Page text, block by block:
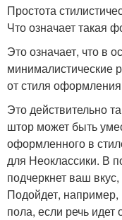
Простота
Что означает такая
Это означает, что в
минималистические
от стиля
Это действительно
штор может быть
оформленного в
для Неоклассики. В
подчеркнет ваш
Подойдет,
пола, если речь идет